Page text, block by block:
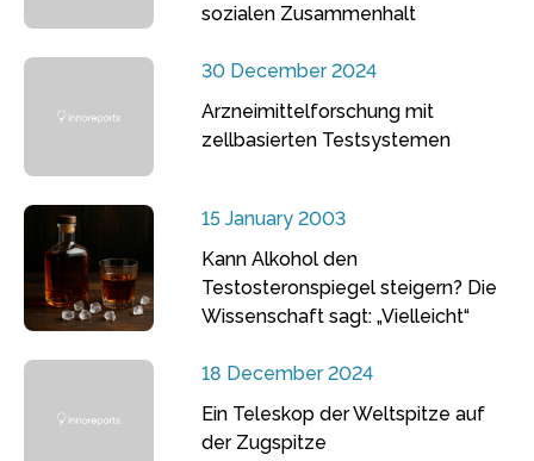
sozialen Zusammenhalt
30 December 2024
Arzneimittelforschung mit
zellbasierten Testsystemen
15 January 2003
Kann Alkohol den
Testosteronspiegel steigern? Die
Wissenschaft sagt: „Vielleicht“
18 December 2024
Ein Teleskop der Weltspitze auf
der Zugspitze